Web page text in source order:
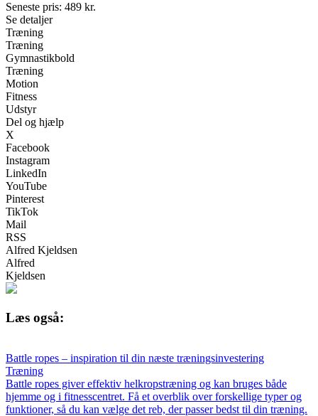
Seneste pris: 489 kr.
Se detaljer
Træning
Træning
Gymnastikbold
Træning
Motion
Fitness
Udstyr
Del og hjælp
X
Facebook
Instagram
LinkedIn
YouTube
Pinterest
TikTok
Mail
RSS
Alfred Kjeldsen
Alfred
Kjeldsen
Læs også:
Battle ropes – inspiration til din næste træningsinvestering
Træning
Battle ropes giver effektiv helkropstræning og kan bruges både
hjemme og i fitnesscentret. Få et overblik over forskellige typer og
funktioner, så du kan vælge det reb, der passer bedst til din træning.